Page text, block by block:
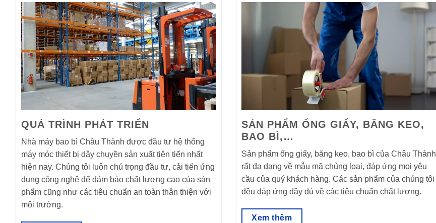
QUÁ TRÌNH PHÁT TRIỂN
Nhà máy bao bì Châu Thành được đầu tư hệ thống
máy móc thiết bị dây chuyền sản xuất tiên tiến nhất
hiện nay. Chúng tôi luôn chú trọng đầu tư, cải tiến ứng
dụng công nghệ để đảm bảo chất lượng cao của sản
phẩm cũng như các tiêu chuẩn an toàn thân thiện với
môi trường.
SẢN PHẨM ỐNG GIẤY, BĂNG KEO,
BAO BÌ,…
Sản phẩm ống giấy, băng keo, bao bì của Châu Thành
rất đa dạng về mẫu mã chủng loại, đáp ứng mọi yêu
cầu của quý khách hàng. Các sản phẩm của chúng tôi
đều đáp ứng đầy đủ về các tiêu chuẩn chất lượng.
Xem thêm